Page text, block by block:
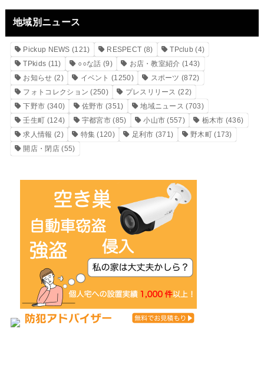
地域別ニュース
Pickup NEWS (121) RESPECT (8) TPclub (4)
TPkids (11) ○○な話 (9) お店・教室紹介 (143)
お知らせ (2) イベント (1250) スポーツ (872)
フォトコレクション (250) プレスリリース (22)
下野市 (340) 佐野市 (351) 地域ニュース (703)
壬生町 (124) 宇都宮市 (85) 小山市 (557) 栃木市 (436)
求人情報 (2) 特集 (120) 足利市 (371) 野木町(173)
開店・閉店(55)